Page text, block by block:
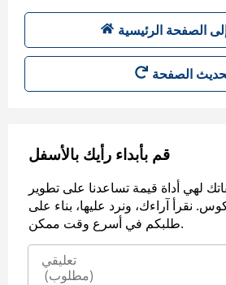
الصفحة الرئيسية
قم بأبداء رأيك بالأسفل
لهي أداة قيمة تساعدنا على تطوير
نقرأ آراءك، ونرد عليها، بناء على
طلبكم في أسرع وقت ممكن.